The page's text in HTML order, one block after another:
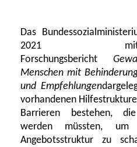
Das
2021
Forschungsbericht
Menschen mit
und Empfehlungen
vorhandenen
Barrieren bestehen, die
werden müssten, um
Angebotsstruktur zu